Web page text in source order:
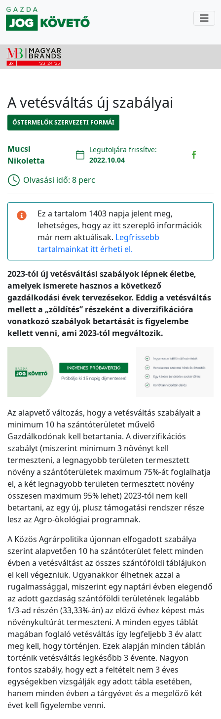
A vetésváltás új szabályai
ŐSTERMELŐK SZERVEZETI FORMÁI
Mucsi
Nikoletta
Legutoljára frissítve:
2022.10.04
Olvasási idő: 8 perc
Ez a tartalom 1403 napja jelent meg,
lehetséges, hogy az itt szereplő információk
már nem aktuálisak. Legfrissebb
tartalmainkat itt érheti el.
2023-tól új vetésváltási szabályok lépnek életbe,
amelyek ismerete hasznos a következő
gazdálkodási évek tervezésekor. Eddig a vetésváltás
mellett a „zöldítés” részeként a diverzifikációra
vonatkozó szabályok betartását is figyelembe
kellett venni, ami 2023-tól megváltozik.
Az alapvető változás, hogy a vetésváltás szabályait a
minimum 10 ha szántóterületet művelő
Gazdálkodónak kell betartania. A diverzifikációs
szabályt (miszerint minimum 3 növényt kell
termeszteni, a legnagyobb területen termesztett
növény a szántóterületek maximum 75%-át foglalhatja
el, a két legnagyobb területen termesztett növény
összesen maximum 95% lehet) 2023-tól nem kell
betartani, az egy új, plusz támogatási rendszer része
lesz az Agro-ökológiai programnak.
A Közös Agrárpolitika újonnan elfogadott szabálya
szerint alapvetően 10 ha szántóterület felett minden
évben a vetésváltást az összes szántóföldi táblájukon
el kell végezniük. Ugyanakkor élhetnek azzal a
rugalmassággal, miszerint egy naptári évben elegendő
az adott gazdaság szántóföldi területének legalább
1/3-ad részén (33,33%-án) az előző évhez képest más
növénykultúrát termeszteni. A minden egyes táblát
magában foglaló vetésváltás így legfeljebb 3 év alatt
meg kell, hogy történjen. Ezek alapján minden táblán
történik vetésváltás legkésőbb 3 évente. Nagyon
fontos szabály, hogy ezt a feltételt nem 3 éves
egységekben vizsgálják egy adott tábla esetében,
hanem minden évben a tárgyévet és a megelőző két
évet kell figyelembe venni.